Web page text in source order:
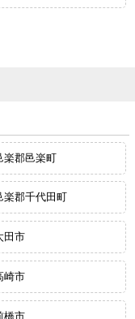
楽郡邑楽町
楽郡千代田町
田市
崎市
橋市